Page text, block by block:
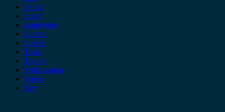
Skoda
Smart
ssangyong
Subaru
Suzuki
Tesla
Toyota
Volkswagen
Volvo
Xev